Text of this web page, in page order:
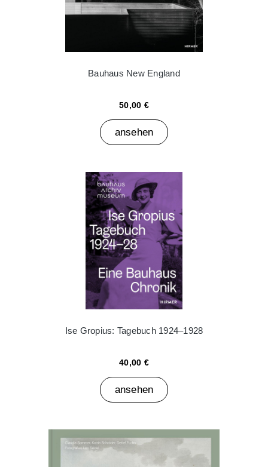
Bauhaus New England
50,00 €
ansehen
Ise Gropius: Tagebuch 1924–1928
40,00 €
ansehen